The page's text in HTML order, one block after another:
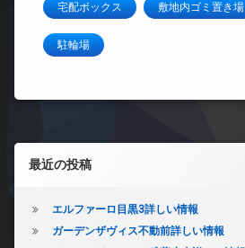
宅配ボックス 敷地内ゴミ置き場
駐輪場
左サイドバー
最近の投稿
エルファーロ目黒3詳しい情報
ガーデンザヴィス不動前詳しい情報